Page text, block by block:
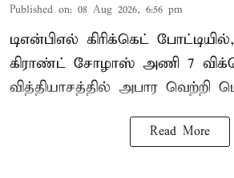
Published on: 08 Aug 2026, 6:56 pm
டிஎன்பிஎல் கிரிக்கெட் போட்டியில்,
கிராண்ட் சோழாஸ் அணி 7
வித்தியாசத்தில் அபார வெற்றி
Read More